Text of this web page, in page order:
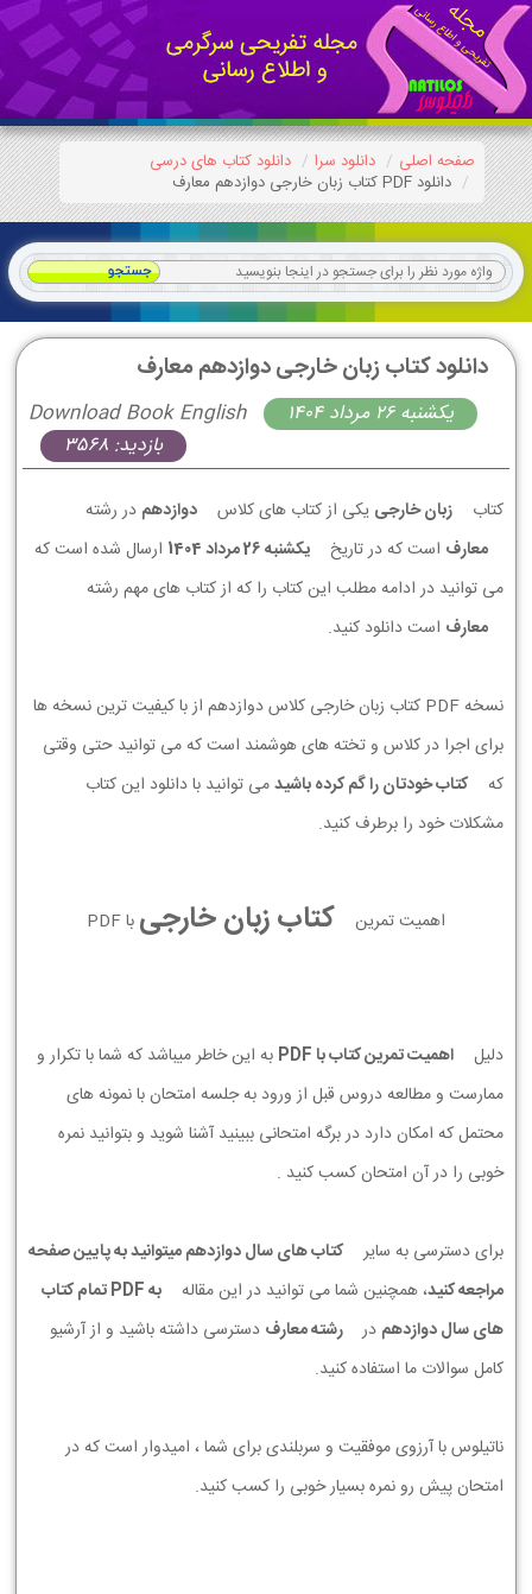
صفحه اصلی دانلود سرا
دانلود کتاب های درسی
دانلود PDF کتاب زبان خارجی دوازدهم معارف
دانلود کتاب زبان خارجی دوازدهم معارف
Download Book English
يكشنبه 26 مرداد 1404
بازدید: 3568
کتاب زبان خارجی یکی از کتاب های کلاس دوازدهم در رشته
معارف است که در تاریخ يكشنبه 26 مرداد 1404
ارسال شده است که
می توانید در ادامه مطلب این کتاب را که از کتاب های مهم رشته
معارف است دانلود کنید.
نسخه PDF کتاب زبان خارجی کلاس دوازدهم از با کیفیت ترین نسخه ها
برای اجرا در کلاس و تخته های هوشمند است که می توانید حتی وقتی
که
کتاب خودتان را گم کرده باشیدمی توانید با دانلود این کتاب
مشکلات خود را برطرف کنید.
اهمیت تمرین کتاب زبان خارجی با PDF
دلیل اهمیت تمرین کتاب با PDF
به این خاطر میباشد که شما با تکرار و
ممارست و مطالعه دروس قبل از ورود به جلسه امتحان با نمونه های
محتمل که امکان دارد در برگه امتحانی ببینید آشنا شوید و بتوانید نمره
خوبی را در آن امتحان کسب کنید .
برای دسترسی به سایر
کتاب های سال دوازدهم میتوانید به پایین صفحه
مراجعه کنید، همچنین شما می توانید در این مقاله
به PDF تمام کتاب
های سال دوازدهم در رشته معارف دسترسی داشته باشید و از آرشیو
کامل سوالات ما استفاده کنید.
ناتیلوس با آرزوی موفقیت و سربلندی برای شما ، امیدوار است که در
امتحان پیش رو نمره بسیار خوبی را کسب کنید.